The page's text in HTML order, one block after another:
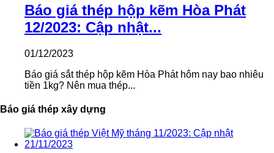
Báo giá thép hộp kẽm Hòa Phát
12/2023: Cập nhật...
01/12/2023
Báo giá sắt thép hộp kẽm Hòa Phát hôm nay bao nhiêu
tiền 1kg? Nên mua thép...
Báo giá thép xây dựng